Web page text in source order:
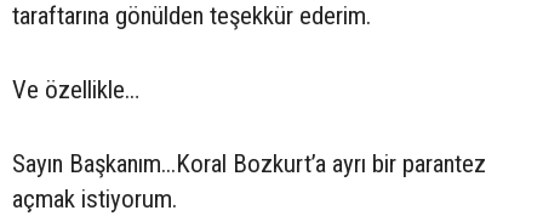
taraftarına gönülden teşekkür ederim.
Ve özellikle…
Sayın Başkanım...Koral Bozkurt’a ayrı bir parantez
açmak istiyorum.